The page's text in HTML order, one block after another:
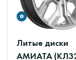
Литые диски
АМИАТА